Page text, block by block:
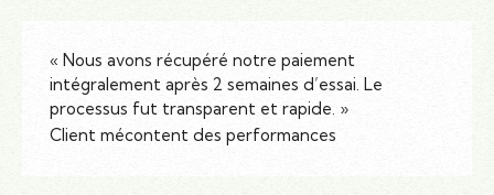
« Nous avons récupéré notre paiement
intégralement après 2 semaines d’essai. Le
processus fut transparent et rapide. »
Client mécontent des performances